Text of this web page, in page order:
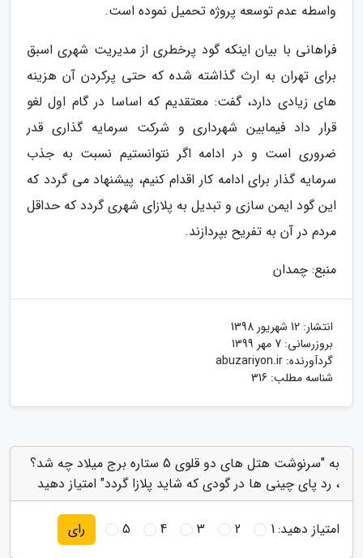
واسطه عدم توسعه پروژه تحمیل نموده است.
فراهانی با بیان اینکه گود پرخطری از مدیریت شهری اسبق
برای تهران به ارث گذاشته شده که حتی پرکردن آن هزینه
های زیادی دارد، گفت: معتقدیم که اساسا در گام اول لغو
قرار داد فیمابین شهرداری و شرکت سرمایه گذاری قدر
ضروری است و در ادامه اگر نتوانستیم نسبت به جذب
سرمایه گذار برای ادامه کار اقدام کنیم، پیشنهاد می گردد که
این گود ایمن سازی و تبدیل به پلازای شهری گردد که حداقل
مردم در آن به تفریح بپردازند.
منبع: چمدان
انتشار: 12 شهریور 1398
بروزرسانی: 7 مهر 1399
گردآورنده: abuzariyon.ir
شناسه مطلب: 316
به "سرنوشت هتل های دو قلوی 5 ستاره برج میلاد چه شد؟
، رد پای چینی ها در گودی که شاید پلازا گردد" امتیاز دهید
امتیاز دهید:1
2
3
4
5 رای